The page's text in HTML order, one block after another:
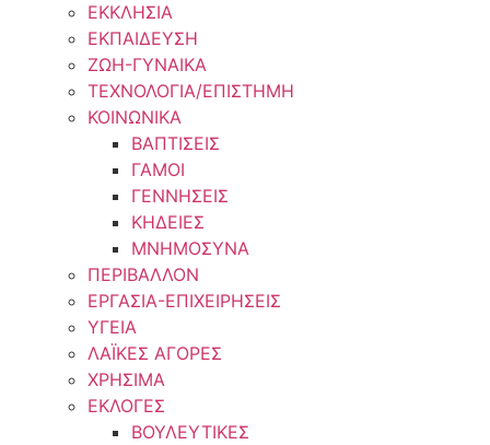
ΕΚΚΛΗΣΙΑ
ΕΚΠΑΙΔΕΥΣΗ
ΖΩΗ-ΓΥΝΑΙΚΑ
ΤΕΧΝΟΛΟΓΙΑ/ΕΠΙΣΤΗΜΗ
ΚΟΙΝΩΝΙΚΑ
ΒΑΠΤΙΣΕΙΣ
ΓΑΜΟΙ
ΓΕΝΝΗΣΕΙΣ
ΚΗΔΕΙΕΣ
ΜΝΗΜΟΣΥΝΑ
ΠΕΡΙΒΑΛΛΟΝ
ΕΡΓΑΣΙΑ-ΕΠΙΧΕΙΡΗΣΕΙΣ
ΥΓΕΙΑ
ΛΑΪΚΕΣ ΑΓΟΡΕΣ
ΧΡΗΣΙΜΑ
ΕΚΛΟΓΕΣ
ΒΟΥΛΕΥΤΙΚΕΣ